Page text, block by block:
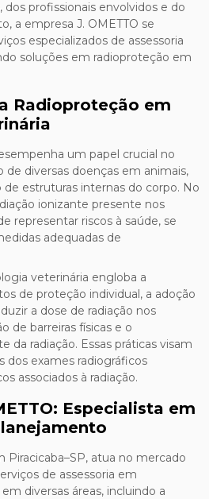
dos profissionais envolvidos e do
a empresa J. OMETTO se
especializados de assessoria
soluções em radioproteção em
Radioproteção em
um papel crucial no
diversas doenças em animais,
estruturas internas do corpo. No
ionizante presente nos
representar riscos à saúde, se
adequadas de
veterinária engloba a
de proteção individual, a adoção
a dose de radiação nos
de barreiras físicas e o
radiação. Essas práticas visam
dos exames radiográficos
associados à radiação.
Especialista em
Piracicaba–SP, atua no mercado
de assessoria em
diversas áreas, incluindo a